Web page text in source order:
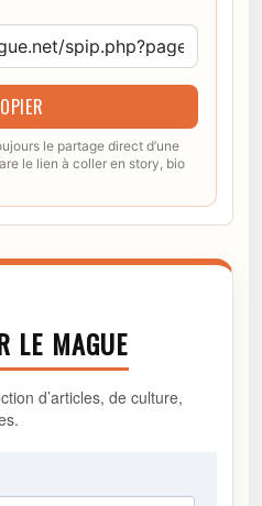
le partage direct d’une
le lien à coller en story, bio
LE MAGUE
d’articles, de culture,